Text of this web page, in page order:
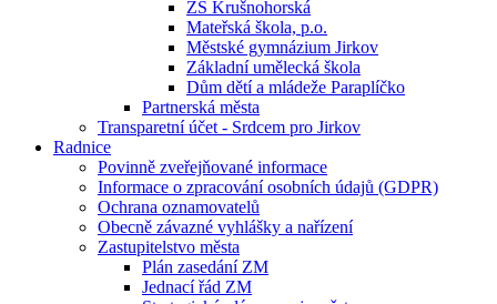
ZŠ Krušnohorská
Mateřská škola, p.o.
Městské gymnázium Jirkov
Základní umělecká škola
Dům dětí a mládeže Paraplíčko
Partnerská města
Transparetní účet - Srdcem pro Jirkov
Radnice
Povinně zveřejňované informace
Informace o zpracování osobních údajů (GDPR)
Ochrana oznamovatelů
Obecně závazné vyhlášky a nařízení
Zastupitelstvo města
Plán zasedání ZM
Jednací řád ZM